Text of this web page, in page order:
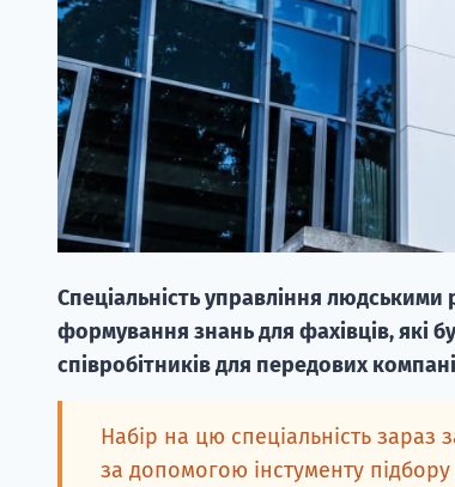
Спеціальність управління
формування знань для фахівців, які
співробітників для передових
Набір на цю спеціальність зараз
за допомогою інстументу